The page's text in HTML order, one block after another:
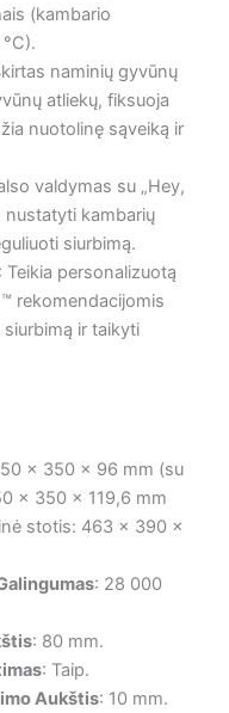
(kambario
naminių gyvūnų
atliekų, fiksuoja
nuotolinę sąveiką ir
valdymas su „Hey,
nustatyti kambarių
siurbimą.
Teikia personalizuotą
rekomendacijomis
ir taikyti
x 350 x 96 mm (su
x 350 x 119,6 mm
stotis: 463 x 390 x
: 28 000
: 80 mm.
: Taip.
Aukštis: 10 mm.